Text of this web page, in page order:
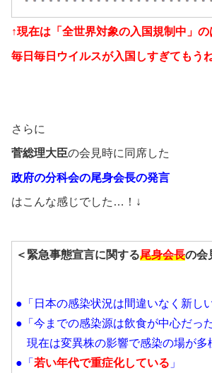
↑現在は「全世界対象の入国規制中」の
毎日毎日ウイルスが入国しすぎてもう
さらに
菅総理大臣の会見時に同席した
政府の分科会の尾身会長の発言
はこんな感じでした…！↓
＜緊急事態宣言に関する尾身会長の会
●「日本の感染状況は間違いなく新し
●「今までの感染源は飲食が中心だった
現在は変異株の影響で感染の場が多
●「 若い年代で重症化している 」